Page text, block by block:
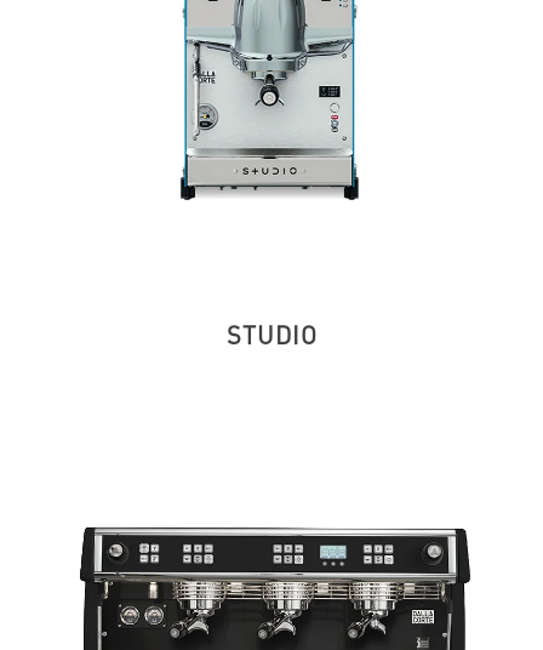
STUDIO